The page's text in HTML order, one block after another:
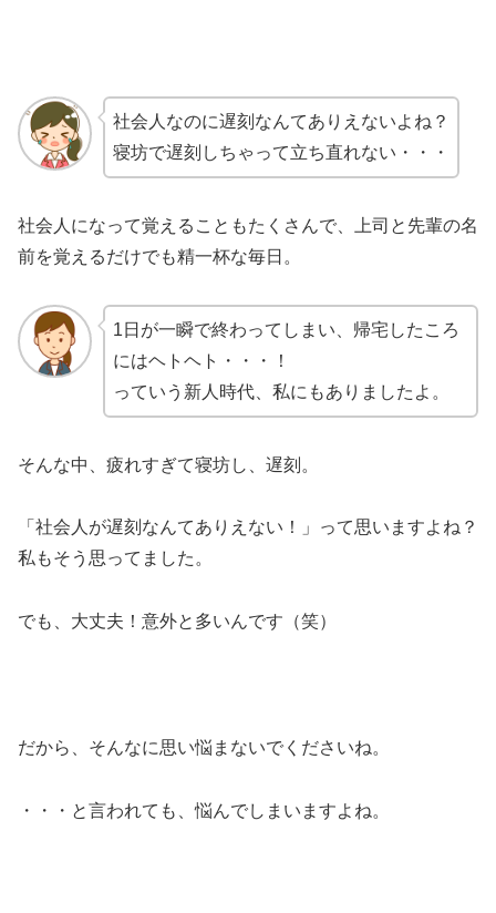
社会人なのに遅刻なんてありえないよね？
寝坊で遅刻しちゃって立ち直れない・・・
社会人になって覚えることもたくさんで、上司と先輩の名
前を覚えるだけでも精一杯な毎日。
1日が一瞬で終わってしまい、帰宅したころ
にはヘトヘト・・・！
っていう新人時代、私にもありましたよ。
そんな中、疲れすぎて寝坊し、遅刻。
「社会人が遅刻なんてありえない！」って思いますよね？
私もそう思ってました。
でも、大丈夫！意外と多いんです（笑）
だから、そんなに思い悩まないでくださいね。
・・・と言われても、悩んでしまいますよね。